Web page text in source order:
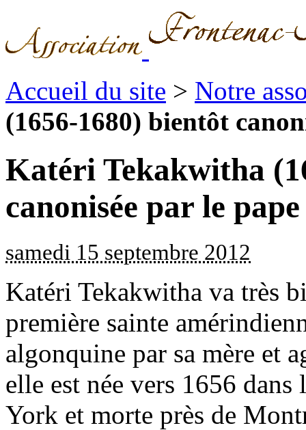
Accueil du site > Notre
(1656-1680) bientôt
Katéri Tekakwitha
canonisée par le
samedi 15 septembre 2012
Katéri Tekakwitha va très
première sainte
algonquine par sa mère et
elle est née vers 1656 dans
York et morte près de